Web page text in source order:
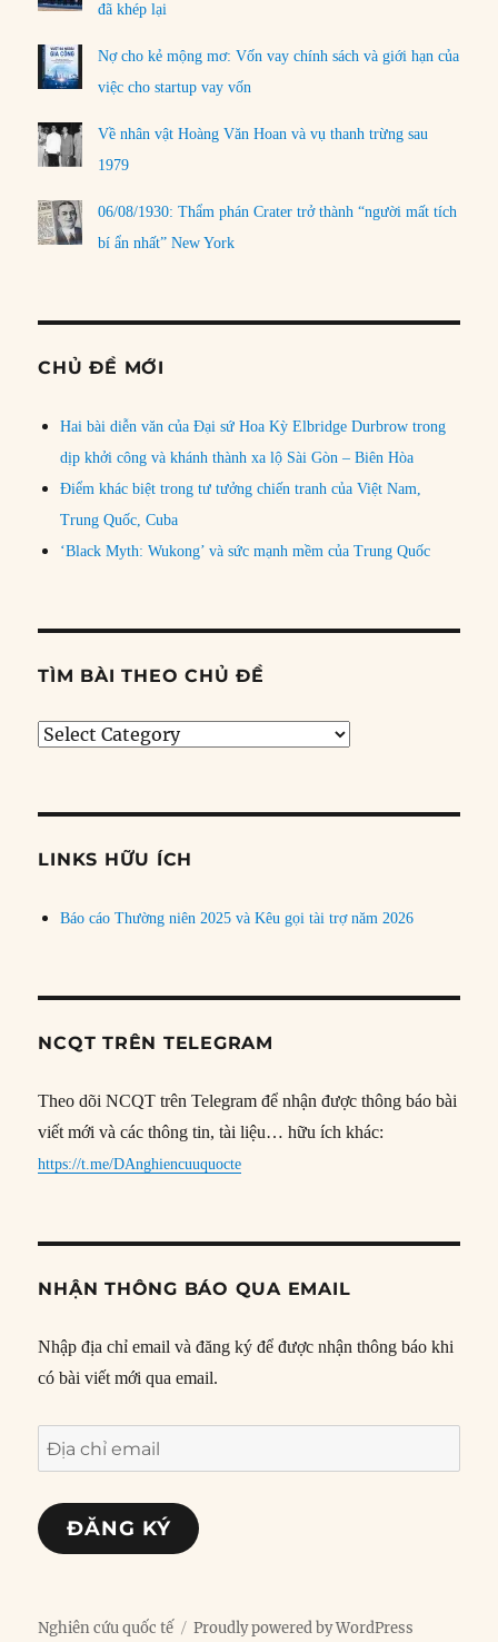
đã khép lại
Nợ cho kẻ mộng mơ: Vốn vay chính sách và giới hạn của
việc cho startup vay vốn
Về nhân vật Hoàng Văn Hoan và vụ thanh trừng sau
1979
06/08/1930: Thẩm phán Crater trở thành “người mất tích
bí ẩn nhất” New York
CHỦ ĐỀ MỚI
Hai bài diễn văn của Đại sứ Hoa Kỳ Elbridge Durbrow trong
dịp khởi công và khánh thành xa lộ Sài Gòn – Biên Hòa
Điểm khác biệt trong tư tưởng chiến tranh của Việt Nam,
Trung Quốc, Cuba
‘Black Myth: Wukong’ và sức mạnh mềm của Trung Quốc
TÌM BÀI THEO CHỦ ĐỀ
Tìm
đề
LINKS HỮU ÍCH
Báo cáo Thường niên 2025 và Kêu gọi tài trợ năm 2026
NCQT TRÊN TELEGRAM
Theo dõi NCQT trên Telegram để nhận được thông báo bài
viết mới và các thông tin, tài liệu… hữu ích khác:
https://t.me/DAnghiencuuquocte
NHẬN THÔNG BÁO QUA EMAIL
Nhập địa chỉ email và đăng ký để được nhận thông báo khi
có bài viết mới qua email.
Địa
chỉ
email
ĐĂNG KÝ
Nghiên cứu quốc tế Proudly powered by WordPress